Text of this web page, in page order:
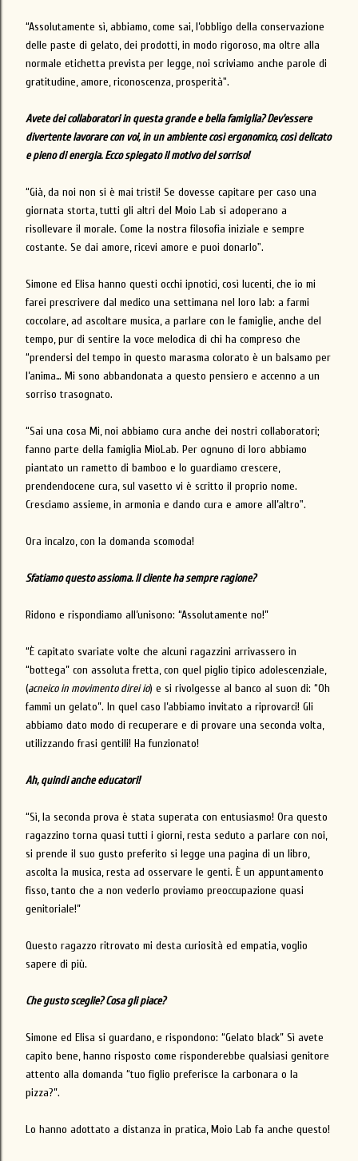
“Assolutamente sì, abbiamo, come sai, l’obbligo della conservazione
delle paste di gelato, dei prodotti, in modo rigoroso, ma oltre alla
normale etichetta prevista per legge, noi scriviamo anche parole di
gratitudine, amore, riconoscenza, prosperità".
Avete dei collaboratori in questa grande e bella famiglia? Dev’essere
divertente lavorare con voi, in un ambiente così ergonomico, così delicato
e pieno di energia. Ecco spiegato il motivo del sorriso!
“Già, da noi non si è mai tristi! Se dovesse capitare per caso una
giornata storta, tutti gli altri del Moio Lab si adoperano a
risollevare il morale. Come la nostra filosofia iniziale e sempre
costante. Se dai amore, ricevi amore e puoi donarlo".
Simone ed Elisa hanno questi occhi ipnotici, così lucenti, che io mi
farei prescrivere dal medico una settimana nel loro lab: a farmi
coccolare, ad ascoltare musica, a parlare con le famiglie, anche del
tempo, pur di sentire la voce melodica di chi ha compreso che
“prendersi del tempo in questo marasma colorato è un balsamo per
l’anima… Mi sono abbandonata a questo pensiero e accenno a un
sorriso trasognato.
“Sai una cosa Mi, noi abbiamo cura anche dei nostri collaboratori;
fanno parte della famiglia MioLab. Per ognuno di loro abbiamo
piantato un rametto di bamboo e lo guardiamo crescere,
prendendocene cura, sul vasetto vi è scritto il proprio nome.
Cresciamo assieme, in armonia e dando cura e amore all’altro".
Ora incalzo, con la domanda scomoda!
Sfatiamo questo assioma. Il cliente ha sempre ragione?
Ridono e rispondiamo all’unisono: “Assolutamente no!”
“È capitato svariate volte che alcuni ragazzini arrivassero in
“bottega” con assoluta fretta, con quel piglio tipico adolescenziale,
(acneico in movimento direi io) e si rivolgesse al banco al suon di: “Oh
fammi un gelato”. In quel caso l’abbiamo invitato a riprovarci! Gli
abbiamo dato modo di recuperare e di provare una seconda volta,
utilizzando frasi gentili! Ha funzionato!
Ah, quindi anche educatori!
“Sì, la seconda prova è stata superata con entusiasmo! Ora questo
ragazzino torna quasi tutti i giorni, resta seduto a parlare con noi,
si prende il suo gusto preferito si legge una pagina di un libro,
ascolta la musica, resta ad osservare le genti. È un appuntamento
fisso, tanto che a non vederlo proviamo preoccupazione quasi
genitoriale!”
Questo ragazzo ritrovato mi desta curiosità ed empatia, voglio
sapere di più.
Che gusto sceglie? Cosa gli piace?
Simone ed Elisa si guardano, e rispondono: “Gelato black” Sì avete
capito bene, hanno risposto come risponderebbe qualsiasi genitore
attento alla domanda “tuo figlio preferisce la carbonara o la
pizza?”.
Lo hanno adottato a distanza in pratica, Moio Lab fa anche questo!